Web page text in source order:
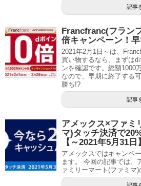
記事
Francfranc(フラン
倍キャンペーン！
2021年2月1日～は、
買い物するなら、まずは
ンを確認です。総額1000
なので、早期に終了する
勝ち!?
記事
アメックス×ファミ
マ)タッチ決済で
【～2021年5月31日】
アメックスではキャンペ
ます。 今回の記事では、
ァミリーマート(ファミマ)